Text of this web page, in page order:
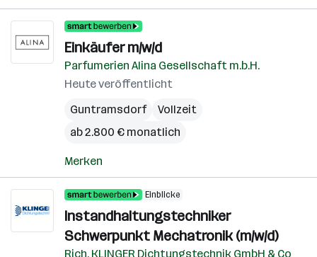
Einkäufer m/w/d
Parfumerien Alina Gesellschaft m.b.H.
Heute veröffentlicht
Guntramsdorf
Vollzeit
ab 2.800 € monatlich
Merken
Einblicke
Instandhaltungstechniker
Schwerpunkt Mechatronik (m/w/d)
Rich. KLINGER Dichtungstechnik GmbH & Co